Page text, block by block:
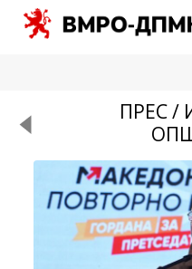
ПРЕС /